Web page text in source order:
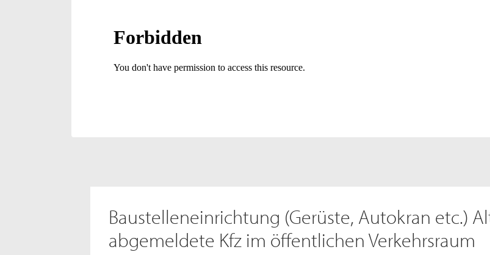
Baustelleneinrichtung (Gerüste, Autokran etc.)
abgemeldete Kfz im öffentlichen Verkehrsraum